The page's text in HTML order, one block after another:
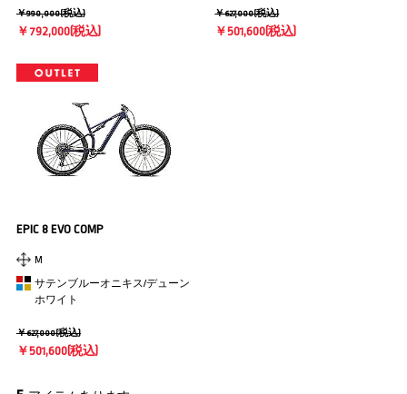
￥990,000(税込)
￥792,000(税込)
￥627,000(税込)
￥501,600(税込)
EPIC 8 EVO COMP
M
サテンブルーオニキス/デューン
ホワイト
￥627,000(税込)
￥501,600(税込)